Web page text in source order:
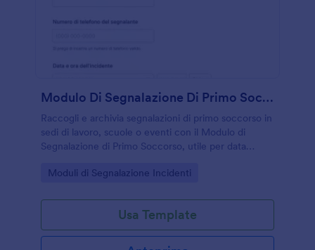
Modulo Di Segnalazione Di Primo Soccorso
Raccogli e archivia segnalazioni di primo soccorso in
sedi di lavoro, scuole o eventi con il Modulo di
Segnalazione di Primo Soccorso, utile per data
Go to Category:
Moduli di Segnalazione Incidenti
Usa Template